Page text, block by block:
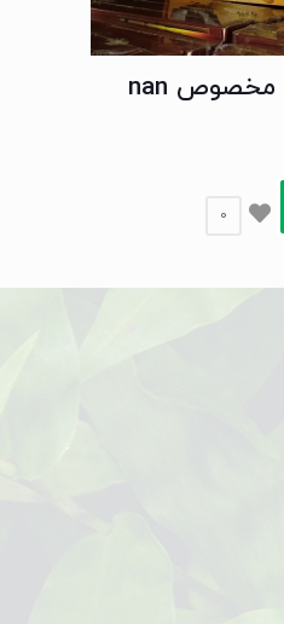
بسته بندی نان برنجی مخصوص nan
0